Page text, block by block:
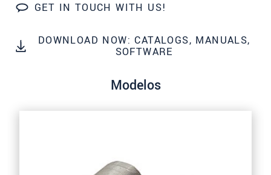
GET IN TOUCH WITH US!
DOWNLOAD NOW: CATALOGS, MANUALS,
SOFTWARE
Modelos